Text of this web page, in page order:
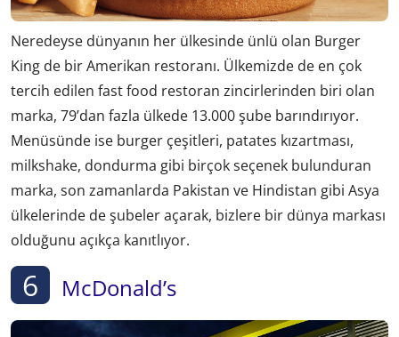
Neredeyse dünyanın her ülkesinde ünlü olan Burger
King de bir Amerikan restoranı. Ülkemizde de en çok
tercih edilen fast food restoran zincirlerinden biri olan
marka, 79’dan fazla ülkede 13.000 şube barındırıyor.
Menüsünde ise burger çeşitleri, patates kızartması,
milkshake, dondurma gibi birçok seçenek bulunduran
marka, son zamanlarda Pakistan ve Hindistan gibi Asya
ülkelerinde de şubeler açarak, bizlere bir dünya markası
olduğunu açıkça kanıtlıyor.
6 McDonald’s